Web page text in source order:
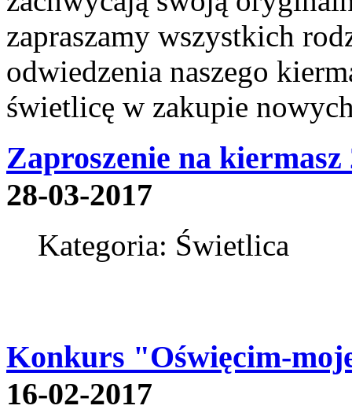
zapraszamy wszystkich
odwiedzenia naszego
świetlicę w zakupie
Zaproszenie na kiermasz
28-03-2017
Kategoria: Świetlica
Konkurs "Oświęcim-
16-02-2017